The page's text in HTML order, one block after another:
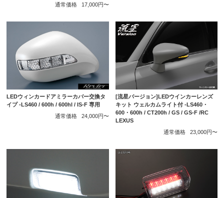
通常価格
17,000円〜
LEDウィンカードアミラーカバー交換タ
イプ -LS460 / 600h / 600hl / IS-F 専用
通常価格
24,000円〜
[流星バージョン]LEDウインカーレンズ
キット ウェルカムライト付 -LS460・
600・600h / CT200h / GS / GS-F /RC
LEXUS
通常価格
23,000円〜